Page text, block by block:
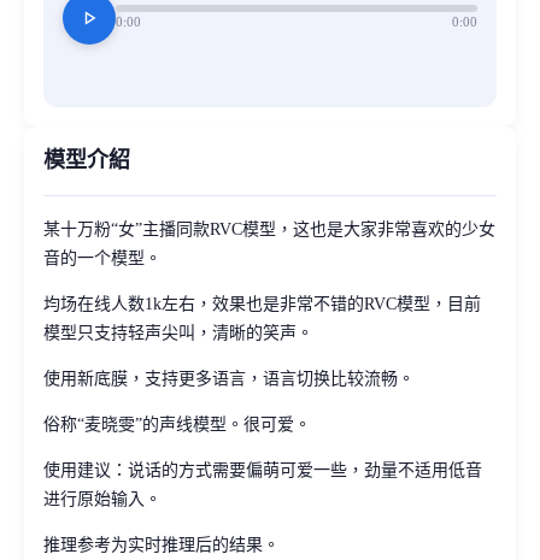
play_arrow 0:00 0:00
模型介紹
某十万粉“女”主播同款RVC模型，这也是大家非常喜欢的少女
音的一个模型。
均场在线人数1k左右，效果也是非常不错的RVC模型，目前
模型只支持轻声尖叫，清晰的笑声。
使用新底膜，支持更多语言，语言切换比较流畅。
俗称“麦晓雯”的声线模型。很可爱。
使用建议：说话的方式需要偏萌可爱一些，劲量不适用低音
进行原始输入。
推理参考为实时推理后的结果。